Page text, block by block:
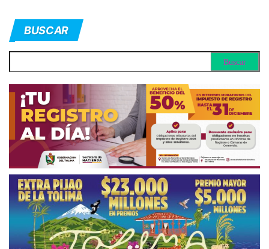
BUSCAR